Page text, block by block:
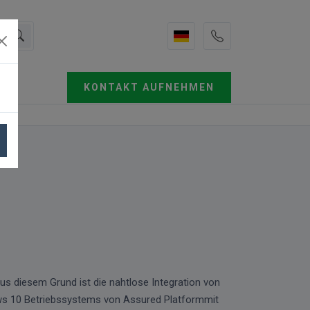
KONTAKT AUFNEHMEN
diesem Grund ist die nahtlose Integration von
10 Betriebssystems von Assured Platformmit